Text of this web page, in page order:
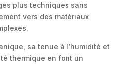
plus techniques sans
vers des matériaux
sa tenue à l’humidité et
thermique en font un